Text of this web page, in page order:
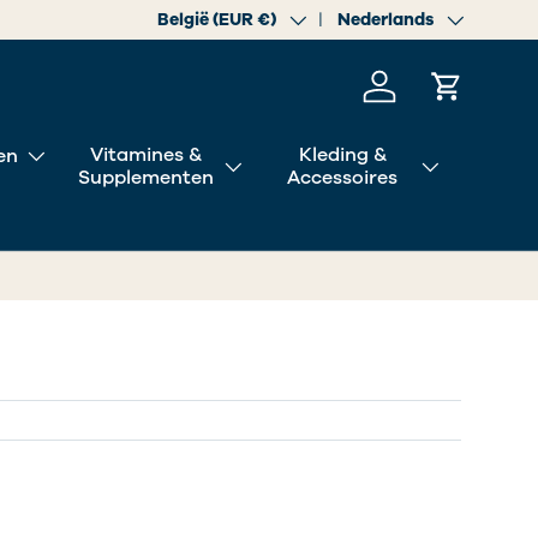
Land/Regio
België (EUR €) Taal Nederlands
Inloggen
Vitamines &
Supplementen
Kleding &
Accessoires